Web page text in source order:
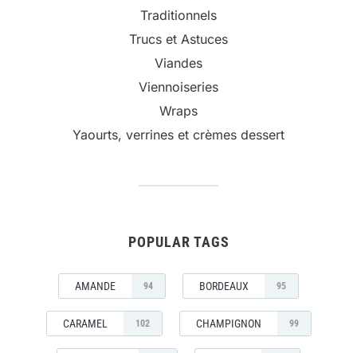
Traditionnels
Trucs et Astuces
Viandes
Viennoiseries
Wraps
Yaourts, verrines et crèmes dessert
POPULAR TAGS
AMANDE 94 BORDEAUX 95
CARAMEL 102 CHAMPIGNON 99